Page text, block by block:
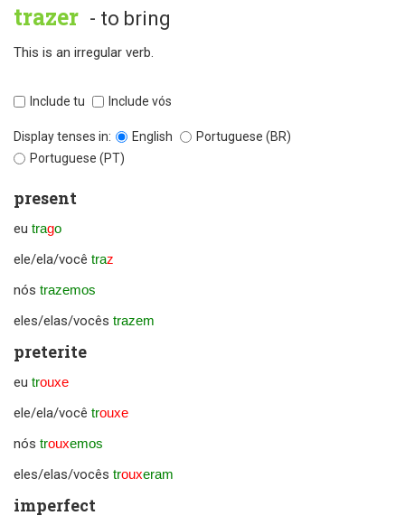
trazer - to bring
This is an irregular verb.
Include tu Include vós
Display tenses in: English
Portuguese (BR)
Portuguese (PT)
present
eu trago
ele/ela/você traz
nós trazemos
eles/elas/vocês trazem
preterite
eu trouxe
ele/ela/você trouxe
nós trouxemos
eles/elas/vocês trouxeram
imperfect